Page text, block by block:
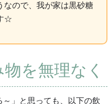
なので、我が家は黒砂糖
☆
を無理なく
～」と思っても、以下の飲